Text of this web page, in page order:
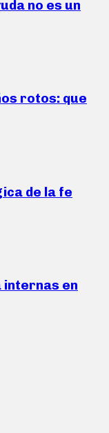
no es un
rotos: que
de la fe
internas en